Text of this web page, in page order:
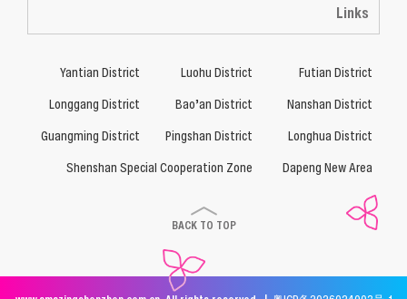
Links
Futian District
Luohu District
Yantian District
Nanshan District
Bao’an District
Longgang District
Longhua District
Pingshan District
Guangming District
Dapeng New Area
Shenshan Special Cooperation Zone
BACK TO TOP